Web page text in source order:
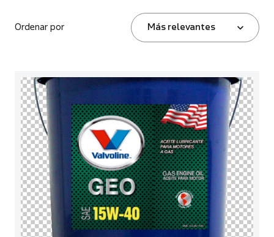
Ordenar por Más relevantes